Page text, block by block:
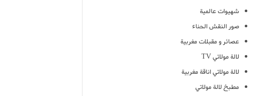
شهيوات عالمية
صور النقش الحناء
عصائر و مقبلات مغربية
لالة مولاتي TV
لالة مولاتي اناقة مغربية
مطبخ لالة مولاتي